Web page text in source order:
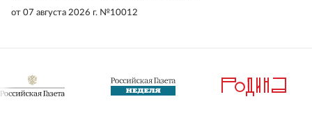
от 07 августа 2026 г. №10012